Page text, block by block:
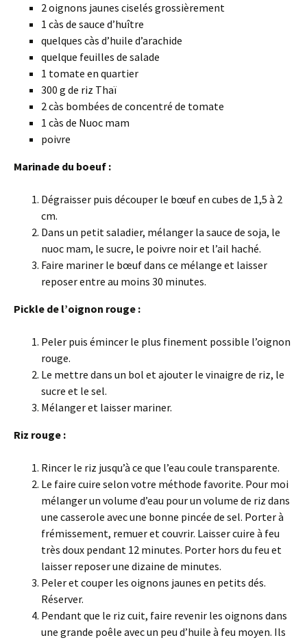
2 oignons jaunes ciselés grossièrement
1 càs de sauce d’huître
quelques càs d’huile d’arachide
quelque feuilles de salade
1 tomate en quartier
300 g de riz Thaï
2 càs bombées de concentré de tomate
1 càs de Nuoc mam
poivre
Marinade du boeuf :
Dégraisser puis découper le bœuf en cubes de 1,5 à 2
cm.
Dans un petit saladier, mélanger la sauce de soja, le
nuoc mam, le sucre, le poivre noir et l’ail haché.
Faire mariner le bœuf dans ce mélange et laisser
reposer entre au moins 30 minutes.
Pickle de l’oignon rouge :
Peler puis émincer le plus finement possible l’oignon
rouge.
Le mettre dans un bol et ajouter le vinaigre de riz, le
sucre et le sel.
Mélanger et laisser mariner.
Riz rouge :
Rincer le riz jusqu’à ce que l’eau coule transparente.
Le faire cuire selon votre méthode favorite. Pour moi
mélanger un volume d’eau pour un volume de riz dans
une casserole avec une bonne pincée de sel. Porter à
frémissement, remuer et couvrir. Laisser cuire à feu
très doux pendant 12 minutes. Porter hors du feu et
laisser reposer une dizaine de minutes.
Peler et couper les oignons jaunes en petits dés.
Réserver.
Pendant que le riz cuit, faire revenir les oignons dans
une grande poêle avec un peu d’huile à feu moyen. Ils